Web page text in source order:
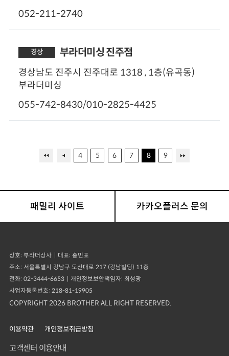
주차
영업시간
오전 09:00 - 오후18:30
주차
영업시간
주차
가능
052-211-2740
오전 10:30 - 오후 19:00
주차
가능
경상 부라더미싱 진주점
경상남도 진주시 진주대로 1318 , 1층(유곡동)
부라더미싱
055-742-8430/010-2825-4425
오전 09:00 - 오후 18:30
4 5 6 7 8 9
패밀리 사이트 카카오플러스 문의
상호 부라더상사 대표 홍민표
주소 서울특별시 강남구 도산대로 217 (강남빌딩) 11층
전화 02-3444-6653 개인정보보안책임자 최성광
사업자등록번호 218-81-19905
COPYRIGHT 2026 BROTHER ALL RIGHT RESERVED.
이용약관 개인정보취급방침
고객센터 이용안내